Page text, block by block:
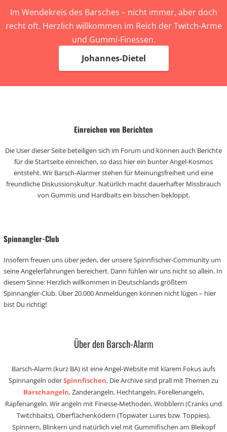
Im Wendekreis des Barsches – nicht immer, aber doch
recht oft. Herzlich willkommen im Reich der Twitch-Arme
und Gummi-Finessen.
Johannes-Dietel
Einreichen von Berichten
Die User dieser Seite beteiligen sich im Forum und können auch Berichte
für die Startseite einreichen, so dass hier ein bunter Angel-Kosmos
entsteht. Wir Barsch-Alarmer stehen für Meinungsfreiheit und eine
freundliche Diskussionskultur. Natürlich macht dauerhafter Missbrauch
von Gummis und Hardbaits ein bisschen bekloppt.
Spinnangler-Club
Insofern freuen uns über jeden, der unsere Spinnfischer-Community um
seine Angelerfahrungen bereichert. Dann fühlen wir uns nicht so allein. In
diesem Sinne: Herzlich willkommen in Deutschlands größtem
Spinnangler-Club. Über 20.000 Anmeldungen können nicht lügen – hier
bist Du richtig!
Über den Barsch-Alarm
Barsch-Alarm (kurz BA) ist eine Angel-Website mit klarem Fokus aufs
Spinnangeln oderSpinnfischen. Die Archive sind prall mit Themen zu
Barschangeln, Zanderangeln, Hechtangeln, Forellenangeln,
Rapfenangeln. Wir angeln mit Finesse-Methoden, Wobblern (Cranks und
Twitchbaits), Oberflächenködern (Topwater Lures bzw. Toppies),
Spinnern, Blinkern und natürlich viel mit Gummifischen am Bleikopf